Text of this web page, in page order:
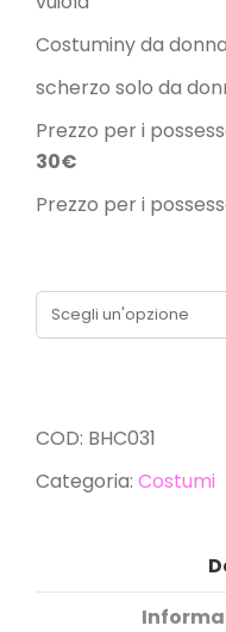
Costuminy da
scherzo solo da
Prezzo per i
30€
Prezzo per i
COD: BHC031
Categoria: Costumi